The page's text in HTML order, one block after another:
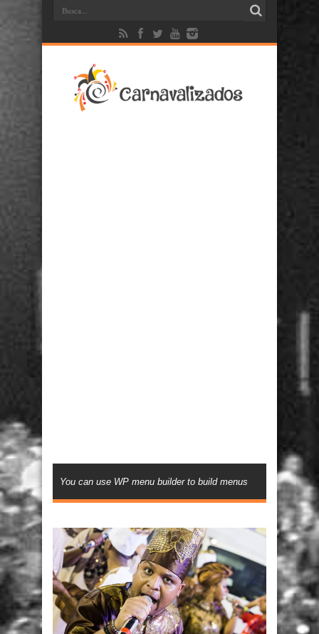
You can use WP menu builder to build menus